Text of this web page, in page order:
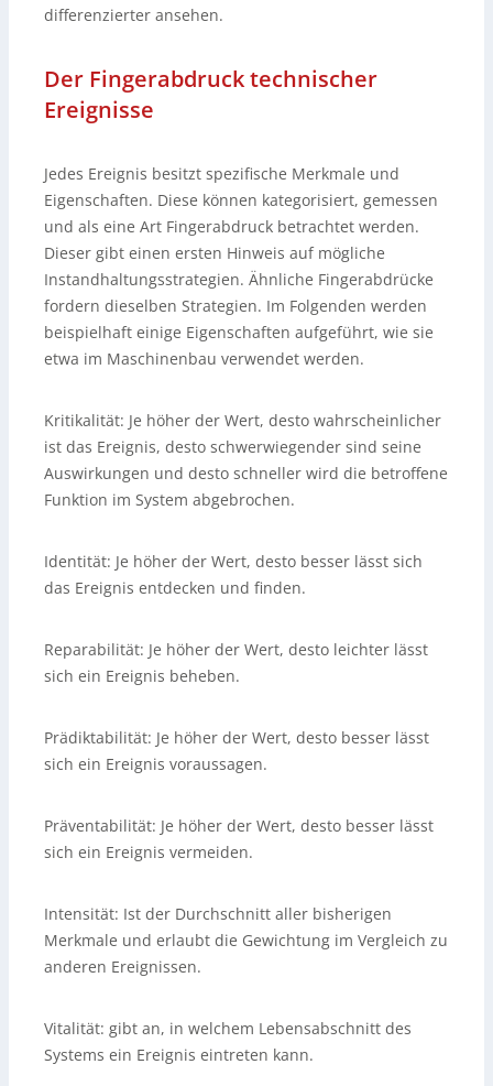
differenzierter ansehen.
Der Fingerabdruck technischer
Ereignisse
Jedes Ereignis besitzt spezifische Merkmale und
Eigenschaften. Diese können kategorisiert, gemessen
und als eine Art Fingerabdruck betrachtet werden.
Dieser gibt einen ersten Hinweis auf mögliche
Instandhaltungsstrategien. Ähnliche Fingerabdrücke
fordern dieselben Strategien. Im Folgenden werden
beispielhaft einige Eigenschaften aufgeführt, wie sie
etwa im Maschinenbau verwendet werden.
Kritikalität: Je höher der Wert, desto wahrscheinlicher
ist das Ereignis, desto schwerwiegender sind seine
Auswirkungen und desto schneller wird die betroffene
Funktion im System abgebrochen.
Identität: Je höher der Wert, desto besser lässt sich
das Ereignis entdecken und finden.
Reparabilität: Je höher der Wert, desto leichter lässt
sich ein Ereignis beheben.
Prädiktabilität: Je höher der Wert, desto besser lässt
sich ein Ereignis voraussagen.
Präventabilität: Je höher der Wert, desto besser lässt
sich ein Ereignis vermeiden.
Intensität: Ist der Durchschnitt aller bisherigen
Merkmale und erlaubt die Gewichtung im Vergleich zu
anderen Ereignissen.
Vitalität: gibt an, in welchem Lebensabschnitt des
Systems ein Ereignis eintreten kann.